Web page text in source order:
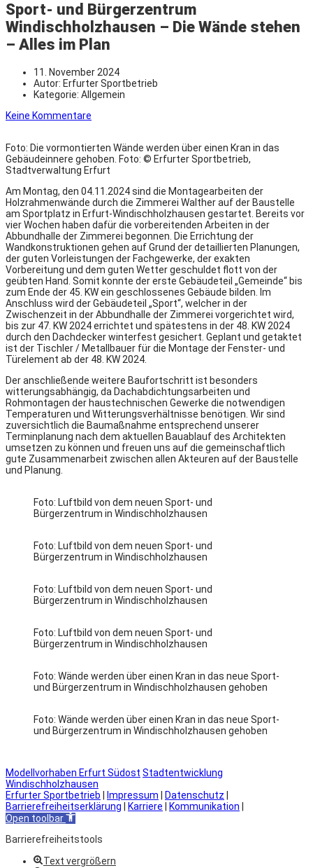
Sport- und Bürgerzentrum
Windischholzhausen – Die Wände stehen
– Alles im Plan
11. November 2024
Autor: Erfurter Sportbetrieb
Kategorie: Allgemein
Keine Kommentare
Foto: Die vormontierten Wände werden über einen Kran in das
Gebäudeinnere gehoben. Foto: © Erfurter Sportbetrieb,
Stadtverwaltung Erfurt
Am Montag, den 04.11.2024 sind die Montagearbeiten der
Holzrahmenwände durch die Zimmerei Walther auf der Baustelle
am Sportplatz in Erfurt-Windischholzhausen gestartet. Bereits vor
vier Wochen haben dafür die vorbereitenden Arbeiten in der
Abbundhalle der Zimmerei begonnen. Die Errichtung der
Wandkonstruktionen gehen auf Grund der detaillierten Planungen,
der guten Vorleistungen der Fachgewerke, der exakten
Vorbereitung und dem guten Wetter geschuldet flott von der
geübten Hand. Somit konnte der erste Gebäudeteil „Gemeinde“ bis
zum Ende der 45. KW ein geschlossenes Gebäude bilden. Im
Anschluss wird der Gebäudeteil „Sport“, welcher in der
Zwischenzeit in der Abbundhalle der Zimmerei vorgerichtet wird,
bis zur 47. KW 2024 errichtet und spätestens in der 48. KW 2024
durch den Dachdecker winterfest gesichert. Geplant und getaktet
ist der Tischler / Metallbauer für die Montage der Fenster- und
Türelement ab der 48. KW 2024.
Der anschließende weitere Baufortschritt ist besonders
witterungsabhängig, da Dachabdichtungsarbeiten und
Rohmontagen der haustechnischen Gewerke die notwendigen
Temperaturen und Witterungsverhältnisse benötigen. Wir sind
zuversichtlich die Baumaßnahme entsprechend unserer
Terminplanung nach dem aktuellen Bauablauf des Architekten
umsetzen zu können und freuen uns auf die gemeinschaftlich
gute Zusammenarbeit zwischen allen Akteuren auf der Baustelle
und Planung.
Foto: Luftbild von dem neuen Sport- und
Bürgerzentrum in Windischholzhausen
Foto: Luftbild von dem neuen Sport- und
Bürgerzentrum in Windischholzhausen
Foto: Luftbild von dem neuen Sport- und
Bürgerzentrum in Windischholzhausen
Foto: Luftbild von dem neuen Sport- und
Bürgerzentrum in Windischholzhausen
Foto: Wände werden über einen Kran in das neue Sport-
und Bürgerzentrum in Windischholzhausen gehoben
Foto: Wände werden über einen Kran in das neue Sport-
und Bürgerzentrum in Windischholzhausen gehoben
Modellvorhaben Erfurt Südost Stadtentwicklung
Windischholzhausen
Erfurter Sportbetrieb | Impressum | Datenschutz |
Barrierefreiheitserklärung | Karriere | Kommunikation |
Open toolbar
Barrierefreiheitstools
Text vergrößern